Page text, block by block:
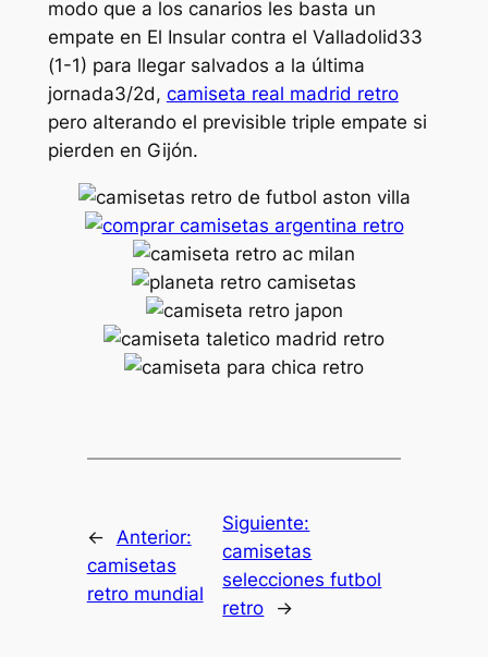
modo que a los canarios les basta un
empate en El Insular contra el Valladolid33
(1-1) para llegar salvados a la última
jornada3/2d, camiseta real madrid retro
pero alterando el previsible triple empate si
pierden en Gijón.
←
Anterior:
camisetas
retro mundial
Siguiente:
camisetas
selecciones futbol
retro
→